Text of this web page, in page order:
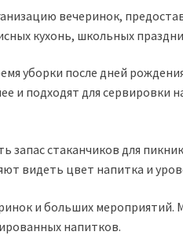
вечеринок,
кухонь, школьных
уборки после дней
и подходят для сервировки
запас стаканчиков для
видеть цвет напитка и
и больших мероприятий.
напитков.